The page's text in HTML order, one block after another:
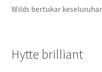
Wilds bertukar
Hytte brilliant